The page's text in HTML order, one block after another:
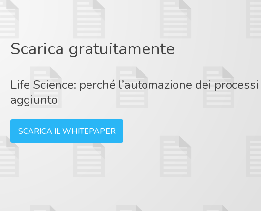
Scarica gratuitamente
Life Science: perché l’automazione dei
aggiunto
SCARICA IL WHITEPAPER